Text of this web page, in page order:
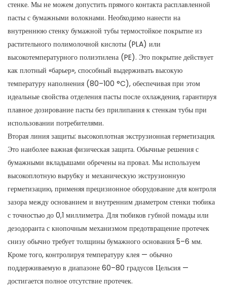
стенке. Мы не можем допустить прямого контакта расплавленной
пасты с бумажными волокнами. Необходимо нанести на
внутреннюю стенку бумажной тубы термостойкое покрытие из
растительного полимолочной кислоты (PLA) или
высокотемпературного полиэтилена (PE). Это покрытие действует
как плотный «барьер», способный выдерживать высокую
температуру наполнения (80–100 °C), обеспечивая при этом
идеальные свойства отделения пасты после охлаждения, гарантируя
плавное дозирование пасты без прилипания к стенкам тубы при
использовании потребителями.
Вторая линия защиты: высокоплотная экструзионная герметизация.
Это наиболее важная физическая защита. Обычные решения с
бумажными вкладышами обречены на провал. Мы используем
высокоплотную вырубку и механическую экструзионную
герметизацию, применяя прецизионное оборудование для контроля
зазора между основанием и внутренним диаметром стенки тюбика
с точностью до 0,1 миллиметра. Для тюбиков губной помады или
дезодоранта с кнопочным механизмом предотвращение протечек
снизу обычно требует толщины бумажного основания 5–6 мм.
Кроме того, контролируя температуру клея — обычно
поддерживаемую в диапазоне 60–80 градусов Цельсия —
достигается полное отсутствие протечек.